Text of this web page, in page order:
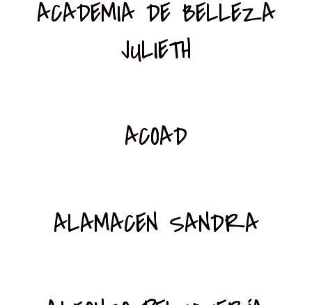
ACADEMIA DE BELLEZA
JULIETH
ACOAD
ALAMACEN SANDRA